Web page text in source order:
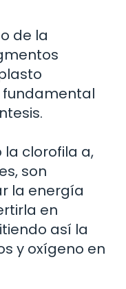
de la
la clorofila a,
son
la energía
en
así la
y oxígeno en